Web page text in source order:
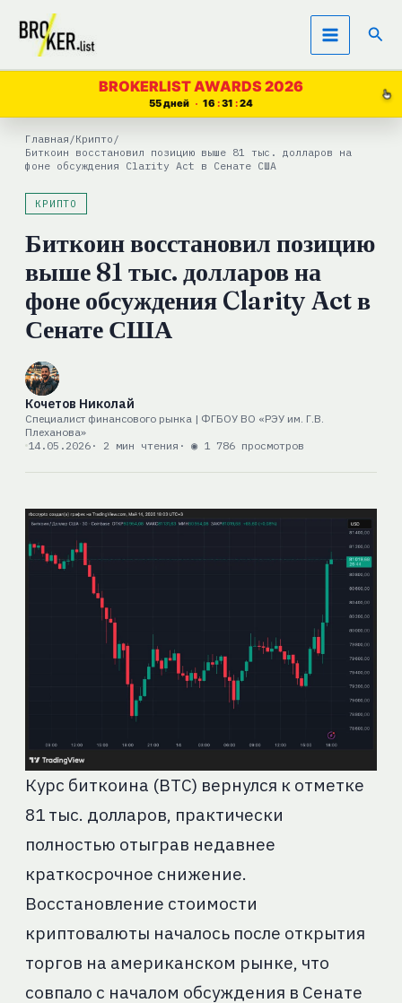
Перейти
содержимому
BROKERLIST AWARDS 2026
55 дней 16 31 24
Главная /Крипто /
Биткоин восстановил позицию выше 81 тыс. долларов на
фоне обсуждения Clarity Act в Сенате США
КРИПТО
Биткоин восстановил позицию
выше 81 тыс. долларов на
фоне обсуждения Clarity Act в
Сенате США
Кочетов Николай
Специалист финансового рынка | ФГБОУ ВО «РЭУ им. Г.В.
Плеханова»
14.05.2026· 2 мин чтения · ◉ 1 786 просмотров
Курс биткоина (BTC) вернулся к отметке
81 тыс. долларов, практически
полностью отыграв недавнее
краткосрочное снижение.
Восстановление стоимости
криптовалюты началось после открытия
торгов на американском рынке, что
совпало с началом обсуждения в Сенате